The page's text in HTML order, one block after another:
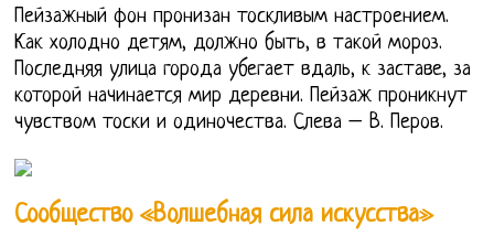
Пейзажный фон пронизан тоскливым настроением.
Как холодно детям, должно быть, в такой мороз.
Последняя улица города убегает вдаль, к заставе, за
которой начинается мир деревни. Пейзаж проникнут
чувством тоски и одиночества. Слева – В. Перов.
Сообщество «Волшебная сила искусства»